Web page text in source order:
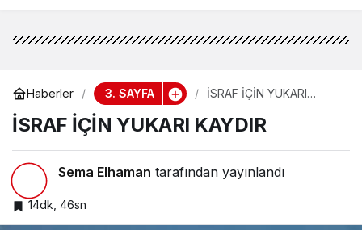
Haberler 3. SAYFA
İSRAF İÇİN YUKARI
İSRAF İÇİN YUKARI KAYDIR
Sema Elhaman tarafından yayınlandı
14dk, 46sn